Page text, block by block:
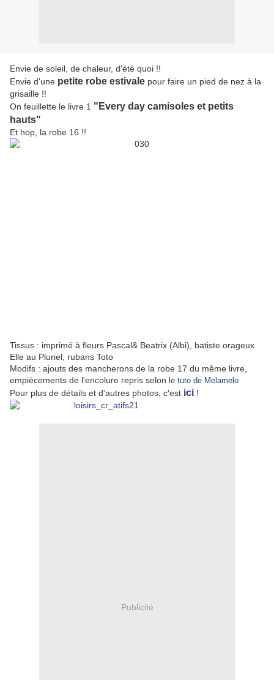
Envie de soleil, de chaleur, d'été quoi !!
Envie d'une petite robe estivale pour faire un pied de nez à la
grisaille !!
On feuillette le livre 1 "Every day camisoles et petits
hauts"
Et hop, la robe 16 !!
Tissus : imprimé à fleurs Pascal& Beatrix (Albi), batiste orageux
Elle au Pluriel, rubans Toto
Modifs : ajouts des mancherons de la robe 17 du même livre,
empiècements de l'encolure repris selon le tuto de Melamelo
Pour plus de détails et d'autres photos, c'est ici !
Publicité